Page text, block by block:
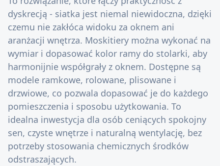
dyskrecją - siatka jest niemal niewidoczna, dzięki
czemu nie zakłóca widoku za oknem ani
aranżacji wnętrza. Moskitiery można wykonać na
wymiar i dopasować kolor ramy do stolarki, aby
harmonijnie współgrały z oknem. Dostępne są
modele ramkowe, rolowane, plisowane i
drzwiowe, co pozwala dopasować je do każdego
pomieszczenia i sposobu użytkowania. To
idealna inwestycja dla osób ceniących spokojny
sen, czyste wnętrze i naturalną wentylację, bez
potrzeby stosowania chemicznych środków
odstraszających.